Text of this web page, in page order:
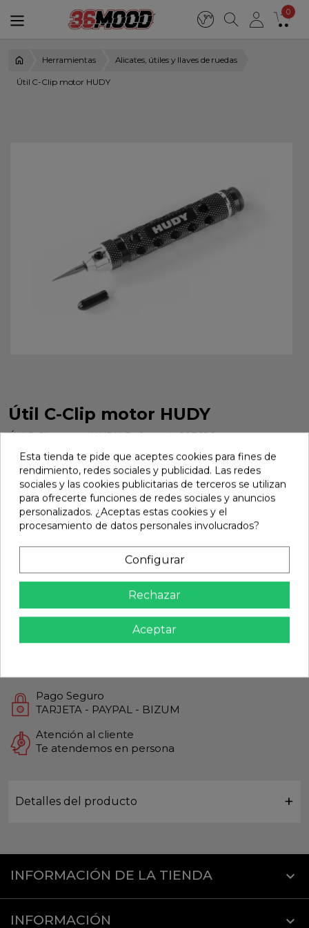
0
Herramientas Alicates, útiles y llaves de ruedas
Útil C-Clip motor HUDY
Útil C-Clip motor HUDY
Útil C-Clip motor HUDY. Referencia 107680.
Marca: Hudy Ref: 107680
24,68 €
Añadir
share Compartir
Calidad Garantizada
Productos de Máxima calidad
Pago Seguro
TARJETA - PAYPAL - BIZUM
Atención al cliente
Te atendemos en persona
Detalles del producto
INFORMACIÓN DE LA TIENDA keyboard_arrow_down
INFORMACIÓN 
Esta tienda te pide que aceptes cookies para fines de
rendimiento, redes sociales y publicidad. Las redes
sociales y las cookies publicitarias de terceros se utilizan
para ofrecerte funciones de redes sociales y anuncios
personalizados. ¿Aceptas estas cookies y el
procesamiento de datos personales involucrados?
Configurar
Rechazar
Aceptar